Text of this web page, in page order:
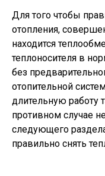
Для того чтобы
отопления,
находится
теплоносителя в
без
отопительной
длительную работу
противном случае
следующего
правильно снять